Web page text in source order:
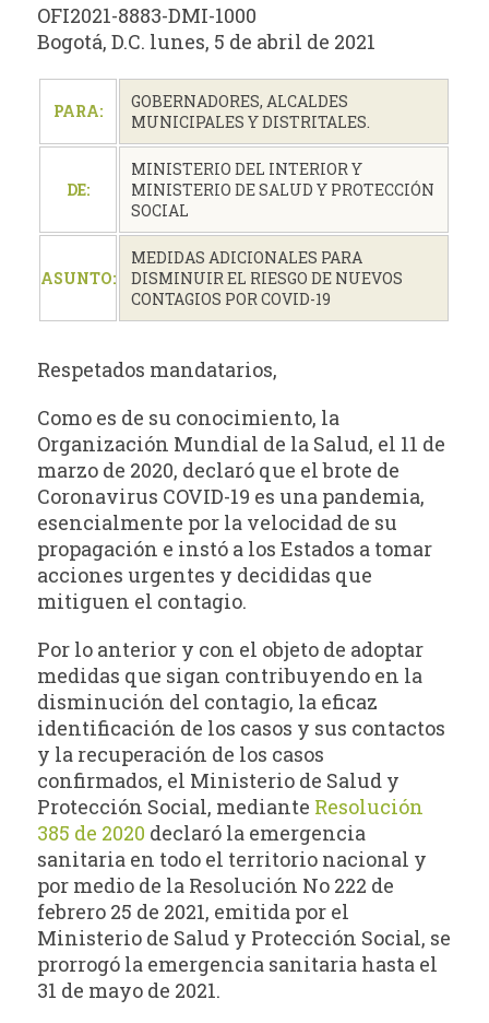
OFI2021-8883-DMI-1000
Bogotá, D.C. lunes, 5 de abril de 2021
PARA:
GOBERNADORES, ALCALDES
MUNICIPALES Y DISTRITALES.
DE:
MINISTERIO DEL INTERIOR Y
MINISTERIO DE SALUD Y PROTECCIÓN
SOCIAL
ASUNTO:
MEDIDAS ADICIONALES PARA
DISMINUIR EL RIESGO DE NUEVOS
CONTAGIOS POR COVID-19
Respetados mandatarios,
Como es de su conocimiento, la
Organización Mundial de la Salud, el 11 de
marzo de 2020, declaró que el brote de
Coronavirus COVID-19 es una pandemia,
esencialmente por la velocidad de su
propagación e instó a los Estados a tomar
acciones urgentes y decididas que
mitiguen el contagio.
Por lo anterior y con el objeto de adoptar
medidas que sigan contribuyendo en la
disminución del contagio, la eficaz
identificación de los casos y sus contactos
y la recuperación de los casos
confirmados, el Ministerio de Salud y
Protección Social, mediante Resolución
385 de 2020 declaró la emergencia
sanitaria en todo el territorio nacional y
por medio de la Resolución No 222 de
febrero 25 de 2021, emitida por el
Ministerio de Salud y Protección Social, se
prorrogó la emergencia sanitaria hasta el
31 de mayo de 2021.